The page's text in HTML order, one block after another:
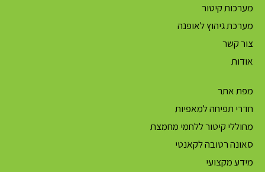
מערכות קיטור
מערכת גיהוץ לאופנה
צור קשר
אודות
מפת אתר
חדרי תפיחה למאפיות
מחוללי קיטור ללחמי מחמצת
סאונה רטובה לקאנטי
מידע מקצועי